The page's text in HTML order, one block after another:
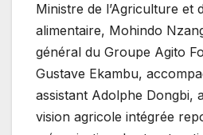
Ministre de l’Agriculture et
alimentaire, Mohindo
général du Groupe Agito
Gustave Ekambu,
assistant Adolphe Dongbi,
vision agricole intégrée